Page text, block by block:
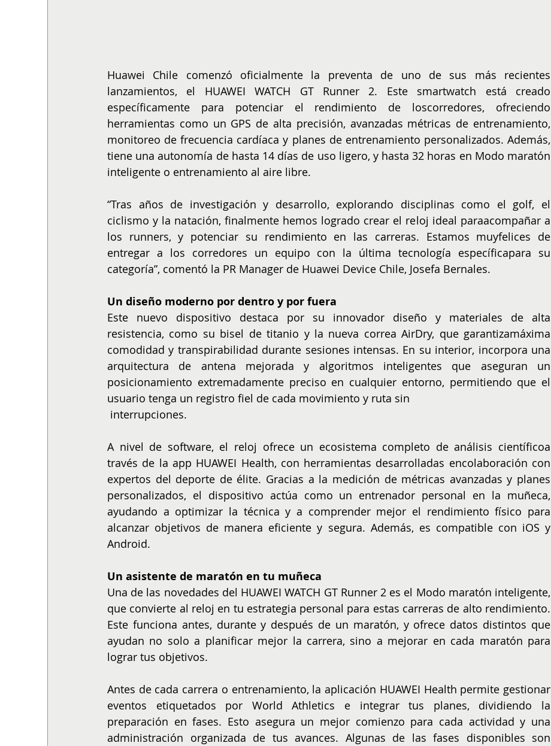
Huawei Chile comenzó oficialmente la preventa de uno de sus más recientes
lanzamientos, el HUAWEI WATCH GT Runner 2. Este smartwatch está creado
específicamente para potenciar el rendimiento de loscorredores, ofreciendo
herramientas como un GPS de alta precisión, avanzadas métricas de entrenamiento,
monitoreo de frecuencia cardíaca y planes de entrenamiento personalizados. Además,
tiene una autonomía de hasta 14 días de uso ligero, y hasta 32 horas en Modo maratón
inteligente o entrenamiento al aire libre.
“Tras años de investigación y desarrollo, explorando disciplinas como el golf, el
ciclismo y la natación, finalmente hemos logrado crear el reloj ideal paraacompañar a
los runners, y potenciar su rendimiento en las carreras. Estamos muyfelices de
entregar a los corredores un equipo con la última tecnología específicapara su
categoría”, comentó la PR Manager de Huawei Device Chile, Josefa Bernales.
Un diseño moderno por dentro y por fuera
Este nuevo dispositivo destaca por su innovador diseño y materiales de alta
resistencia, como su bisel de titanio y la nueva correa AirDry, que garantizamáxima
comodidad y transpirabilidad durante sesiones intensas. En su interior, incorpora una
arquitectura de antena mejorada y algoritmos inteligentes que aseguran un
posicionamiento extremadamente preciso en cualquier entorno, permitiendo que el
usuario tenga un registro fiel de cada movimiento y ruta sin
interrupciones.
A nivel de software, el reloj ofrece un ecosistema completo de análisis científicoa
través de la app HUAWEI Health, con herramientas desarrolladas encolaboración con
expertos del deporte de élite. Gracias a la medición de métricas avanzadas y planes
personalizados, el dispositivo actúa como un entrenador personal en la muñeca,
ayudando a optimizar la técnica y a comprender mejor el rendimiento físico para
alcanzar objetivos de manera eficiente y segura. Además, es compatible con iOS y
Android.
Un asistente de maratón en tu muñeca
Una de las novedades del HUAWEI WATCH GT Runner 2 es el Modo maratón inteligente,
que convierte al reloj en tu estrategia personal para estas carreras de alto rendimiento.
Este funciona antes, durante y después de un maratón, y ofrece datos distintos que
ayudan no solo a planificar mejor la carrera, sino a mejorar en cada maratón para
lograr tus objetivos.
Antes de cada carrera o entrenamiento, la aplicación HUAWEI Health permite gestionar
eventos etiquetados por World Athletics e integrar tus planes, dividiendo la
preparación en fases. Esto asegura un mejor comienzo para cada actividad y una
administración organizada de tus avances. Algunas de las fases disponibles son